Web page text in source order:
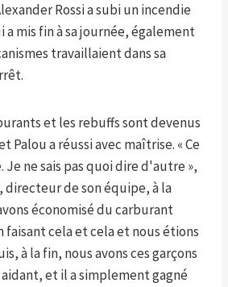
Rossi a subi un incendie
a mis fin à sa journée, également
travaillaient dans sa
et les rebuffs sont devenus
Palou a réussi avec maîtrise. « Ce
Je ne sais pas quoi dire d'autre »,
directeur de son équipe, à la
économisé du carburant
cela et cela et nous étions
à la fin, nous avons ces garçons
et il a simplement gagné